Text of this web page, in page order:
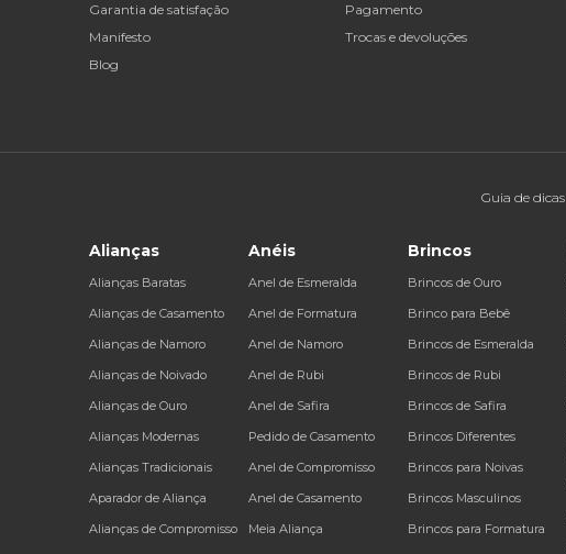
Garantia de satisfação
Manifesto
Blog
Pagamento
Trocas e devoluções
Guia de dicas
Alianças
Alianças Baratas
Alianças de Casamento
Alianças de Namoro
Alianças de Noivado
Alianças de Ouro
Alianças Modernas
Alianças Tradicionais
Aparador de Aliança
Alianças de Compromisso
Anéis
Anel de Esmeralda
Anel de Formatura
Anel de Namoro
Anel de Rubi
Anel de Safira
Pedido de Casamento
Anel de Compromisso
Anel de Casamento
Meia Aliança
Brincos
Brincos de Ouro
Brinco para Bebê
Brincos de Esmeralda
Brincos de Rubi
Brincos de Safira
Brincos Diferentes
Brincos para Noivas
Brincos Masculinos
Brincos para Formatura